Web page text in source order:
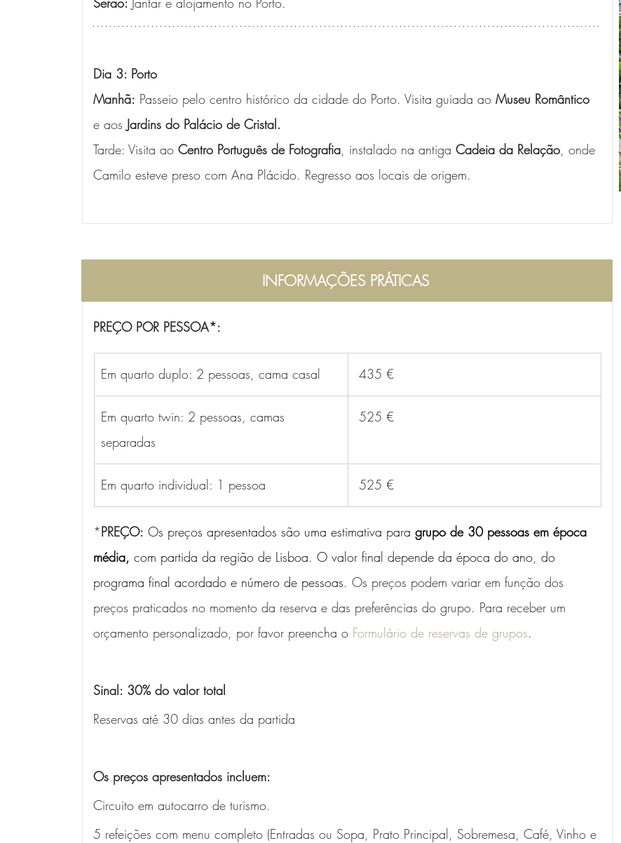
Dia 3: Porto
Manhã: Passeio pelo centro histórico da cidade do Porto. Visita guiada ao Museu Romântico
e aos Jardins do Palácio de Cristal.
Tarde: Visita ao Centro Português de Fotografia, instalado na antiga Cadeia da Relação, onde
Camilo esteve preso com Ana Plácido. Regresso aos locais de origem.
INFORMAÇÕES PRÁTICAS
PREÇO POR PESSOA*:
Em quarto duplo: 2 pessoas, cama casal 435 €
Em quarto twin: 2 pessoas, camas
separadas
525 €
Em quarto individual: 1 pessoa 525 €
*PREÇO: Os preços apresentados são uma estimativa para grupo de 30 pessoas em época
média, com partida da região de Lisboa. O valor final depende da época do ano, do
programa final acordado e número de pessoas. Os preços podem variar em função dos
preços praticados no momento da reserva e das preferências do grupo. Para receber um
orçamento personalizado, por favor preencha o Formulário de reservas de grupos.
Sinal: 30% do valor total
Reservas até 30 dias antes da partida
Os preços apresentados incluem:
Circuito em autocarro de turismo.
5 refeições com menu completo (Entradas ou Sopa, Prato Principal, Sobremesa, Café, Vinho e